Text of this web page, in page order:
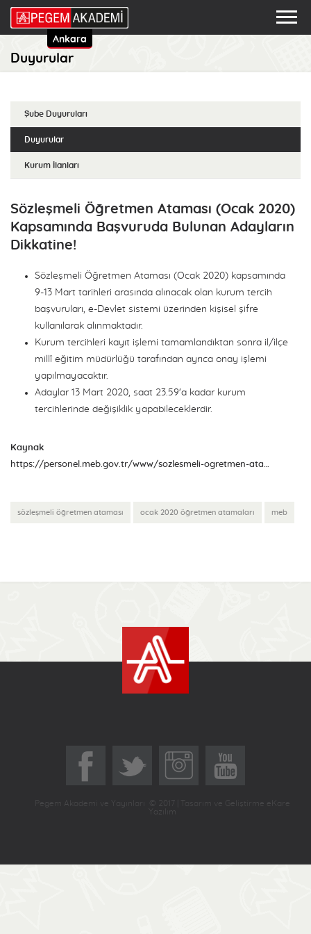
Ankara
Duyurular
Şube Duyuruları
Duyurular
Kurum İlanları
Sözleşmeli Öğretmen Ataması (Ocak 2020)
Kapsamında Başvuruda Bulunan Adayların
Dikkatine!
Sözleşmeli Öğretmen Ataması (Ocak 2020) kapsamında
9-13 Mart tarihleri arasında alınacak olan kurum tercih
başvuruları, e-Devlet sistemi üzerinden kişisel şifre
kullanılarak alınmaktadır.
Kurum tercihleri kayıt işlemi tamamlandıktan sonra il/ilçe
millî eğitim müdürlüğü tarafından ayrıca onay işlemi
yapılmayacaktır.
Adaylar 13 Mart 2020, saat 23.59'a kadar kurum
tercihlerinde değişiklik yapabileceklerdir.
Kaynak
https://personel.meb.gov.tr/www/sozlesmeli-ogretmen-atamasi-ocak-2020-kapsaminda-basvuruda-bulunan-adaylarin-dikkatine/icerik/1022
sözleşmeli öğretmen ataması ocak 2020 öğretmen atamaları meb
Pegem Akademi ve Yayınları © 2017 | Tasarım ve Geliştirme eKare
Yazılım